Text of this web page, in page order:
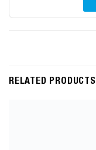
RELATED PRODUCTS